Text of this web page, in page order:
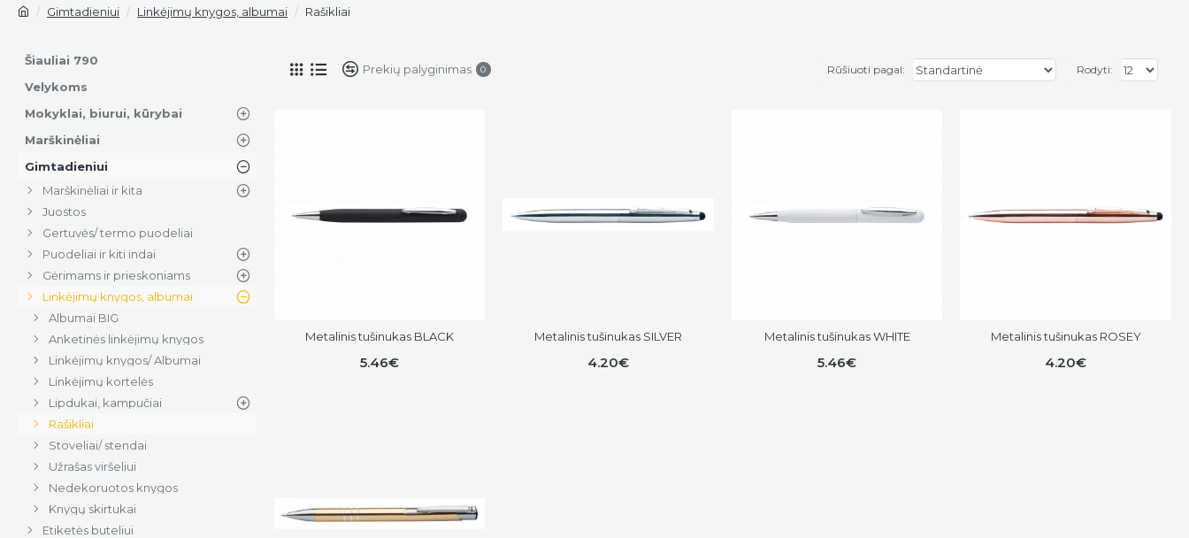
Gimtadieniui Linkėjimų knygos, albumai Rašikliai
Šiauliai 790
Velykoms
Mokyklai, biurui, kūrybai
Marškinėliai
Gimtadieniui
Marškinėliai ir kita
Juostos
Gertuvės/ termo puodeliai
Puodeliai ir kiti indai
Gėrimams ir prieskoniams
Linkėjimų knygos, albumai
Albumai BIG
Anketinės linkėjimų knygos
Linkėjimų knygos/ Albumai
Linkėjimų kortelės
Lipdukai, kampučiai
Rašikliai
Stoveliai/ stendai
Užrašas viršeliui
Nedekoruotos knygos
Knygų skirtukai
Etiketės buteliui
Prekių palyginimas 0 Rūšiuoti pagal: Rodyti:
Metalinis tušinukas BLACK
5.46€
Metalinis tušinukas SILVER
4.20€
Metalinis tušinukas WHITE
5.46€
Metalinis tušinukas ROSEY
4.20€